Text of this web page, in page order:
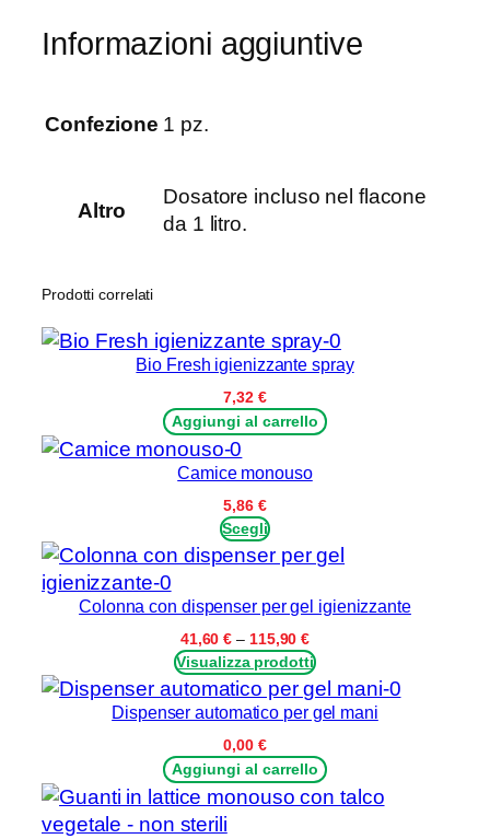
0
Informazioni aggiuntive
Confezione 1 pz.
Altro
Dosatore incluso nel flacone
da 1 litro.
Prodotti correlati
Bio Fresh igienizzante spray
7,32 €
Aggiungi al carrello
Camice monouso
5,86 €
Scegli
Colonna con dispenser per gel igienizzante
41,60€ – 115,90€Fascia
di
prezzo:
da
41,60 €
115,90 €
Visualizza prodotti
Dispenser automatico per gel mani
0,00 €
Aggiungi al carrello